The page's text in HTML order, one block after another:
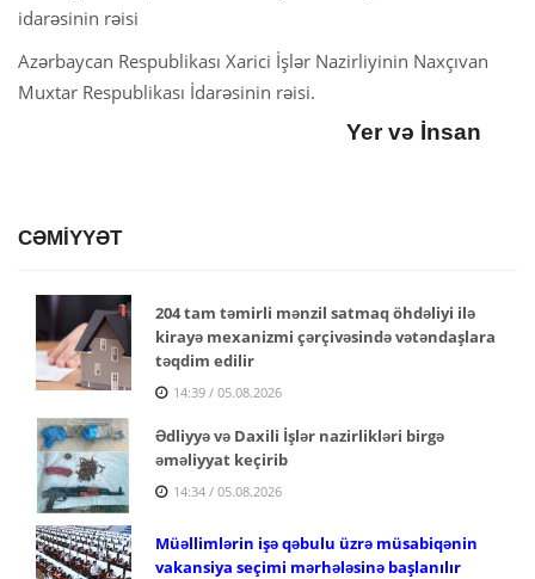
idarəsinin rəisi
Azərbaycan Respublikası Xarici İşlər Nazirliyinin Naxçıvan
Muxtar Respublikası İdarəsinin rəisi.
Yer və İnsan
CƏMİYYƏT
204 tam təmirli mənzil satmaq öhdəliyi ilə
kirayə mexanizmi çərçivəsində vətəndaşlara
təqdim edilir
14:39 / 05.08.2026
Ədliyyə və Daxili İşlər nazirlikləri birgə
əməliyyat keçirib
14:34 / 05.08.2026
Müəllimlərin işə qəbulu üzrə müsabiqənin
vakansiya seçimi mərhələsinə başlanılır